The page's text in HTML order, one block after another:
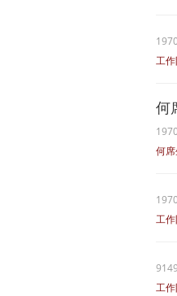
工
何
何
工
工